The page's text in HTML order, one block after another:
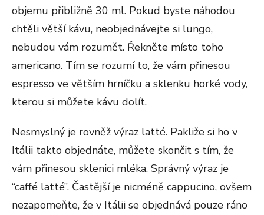
objemu přibližně 30 ml. Pokud byste náhodou
chtěli větší kávu, neobjednávejte si lungo,
nebudou vám rozumět. Řekněte místo toho
americano. Tím se rozumí to, že vám přinesou
espresso ve větším hrníčku a sklenku horké vody,
kterou si můžete kávu dolít.
Nesmyslný je rovněž výraz latté. Pakliže si ho v
Itálii takto objednáte, můžete skončit s tím, že
vám přinesou sklenici mléka. Správný výraz je
“caffé latté”. Častější je nicméně cappucino, ovšem
nezapomeňte, že v Itálii se objednává pouze ráno